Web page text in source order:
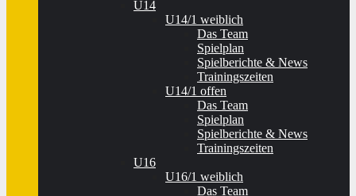
U14
U14/1 weiblich
Das Team
Spielplan
Spielberichte & News
Trainingszeiten
U14/1 offen
Das Team
Spielplan
Spielberichte & News
Trainingszeiten
U16
U16/1 weiblich
Das Team